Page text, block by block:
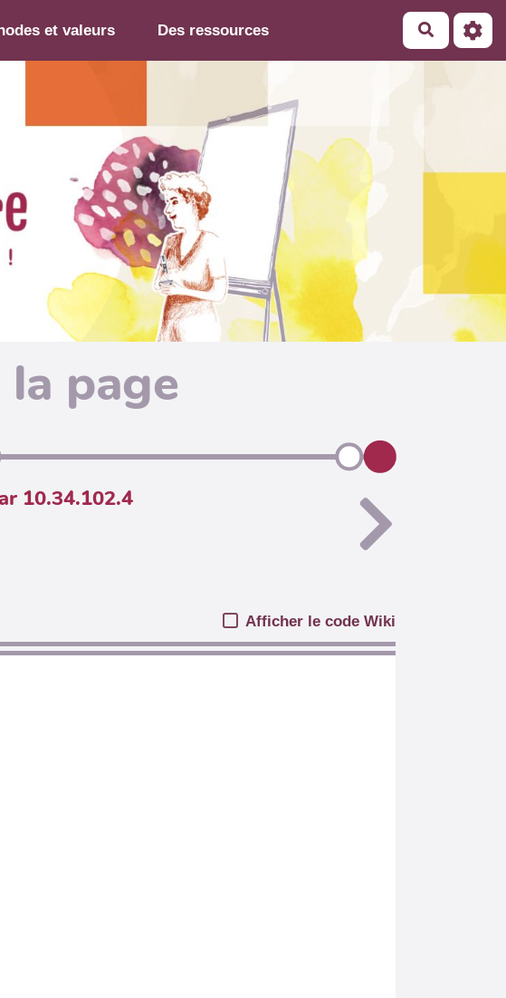
et valeurs Des ressources
page
10.34.102.4
Afficher le code Wiki